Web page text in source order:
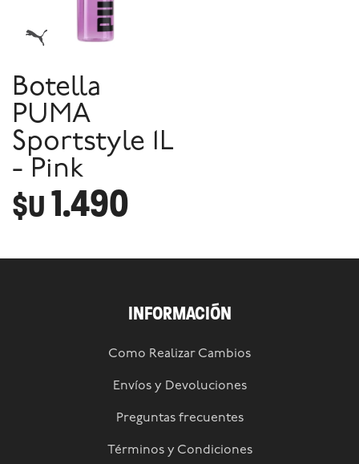
Botella
PUMA
Sportstyle 1L
- Pink
$U1.490
INFORMACIÓN
Como Realizar Cambios
Envíos y Devoluciones
Preguntas frecuentes
Términos y Condiciones